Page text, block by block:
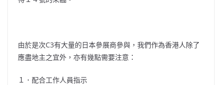
由於是次C3有大量的日本參展商參與，我們作為香港人除了
應盡地主之宜外，亦有幾點需要注意：
１．配合工作人員指示